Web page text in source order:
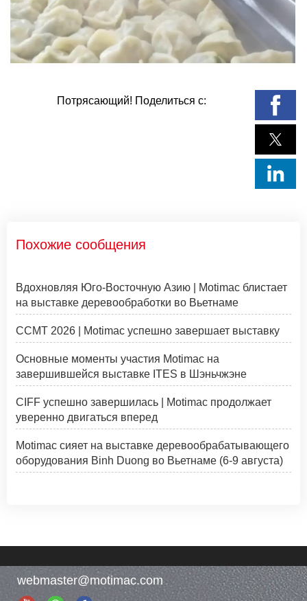
Потрясающий! Поделиться с:
Похожие сообщения
Вдохновляя Юго-Восточную Азию | Motimac блистает
на выставке деревообработки во Вьетнаме
CCMT 2026 | Motimac успешно завершает выставку
Основные моменты участия Motimac на
завершившейся выставке ITES в Шэньчжэне
CIFF успешно завершилась | Motimac продолжает
уверенно двигаться вперед
Motimac сияет на выставке деревообрабатывающего
оборудования Binh Duong во Вьетнаме (6-9 августа)
webmaster@motimac.com